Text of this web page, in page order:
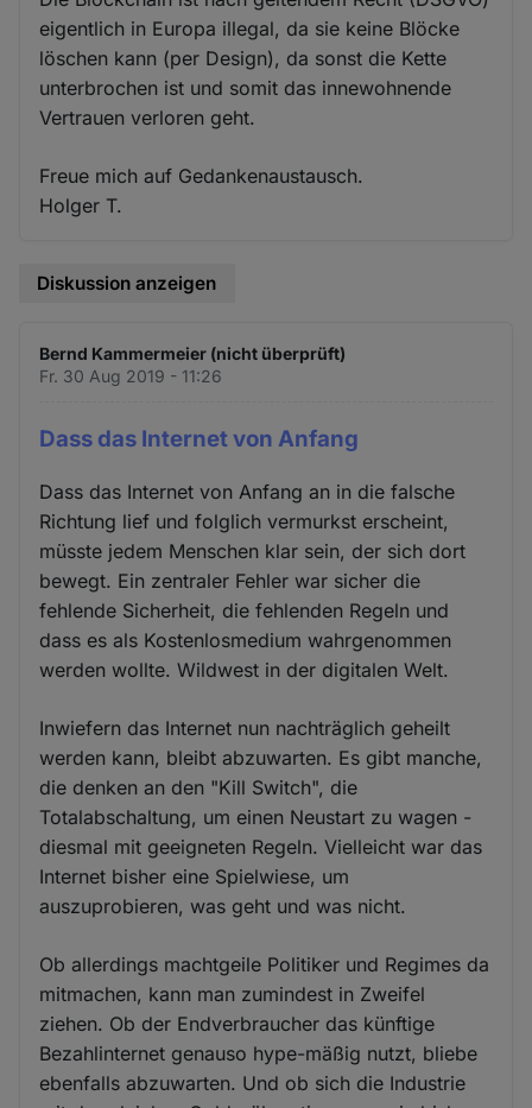
eigentlich in Europa illegal, da sie keine Blöcke
löschen kann (per Design), da sonst die Kette
unterbrochen ist und somit das innewohnende
Vertrauen verloren geht.
Freue mich auf Gedankenaustausch.
Holger T.
Diskussion anzeigen
Bernd Kammermeier (nicht überprüft)
Fr. 30 Aug 2019 - 11:26
Dass das Internet von Anfang
Dass das Internet von Anfang an in die falsche
Richtung lief und folglich vermurkst erscheint,
müsste jedem Menschen klar sein, der sich dort
bewegt. Ein zentraler Fehler war sicher die
fehlende Sicherheit, die fehlenden Regeln und
dass es als Kostenlosmedium wahrgenommen
werden wollte. Wildwest in der digitalen Welt.
Inwiefern das Internet nun nachträglich geheilt
werden kann, bleibt abzuwarten. Es gibt manche,
die denken an den "Kill Switch", die
Totalabschaltung, um einen Neustart zu wagen -
diesmal mit geeigneten Regeln. Vielleicht war das
Internet bisher eine Spielwiese, um
auszuprobieren, was geht und was nicht.
Ob allerdings machtgeile Politiker und Regimes da
mitmachen, kann man zumindest in Zweifel
ziehen. Ob der Endverbraucher das künftige
Bezahlinternet genauso hype-mäßig nutzt, bliebe
ebenfalls abzuwarten. Und ob sich die Industrie